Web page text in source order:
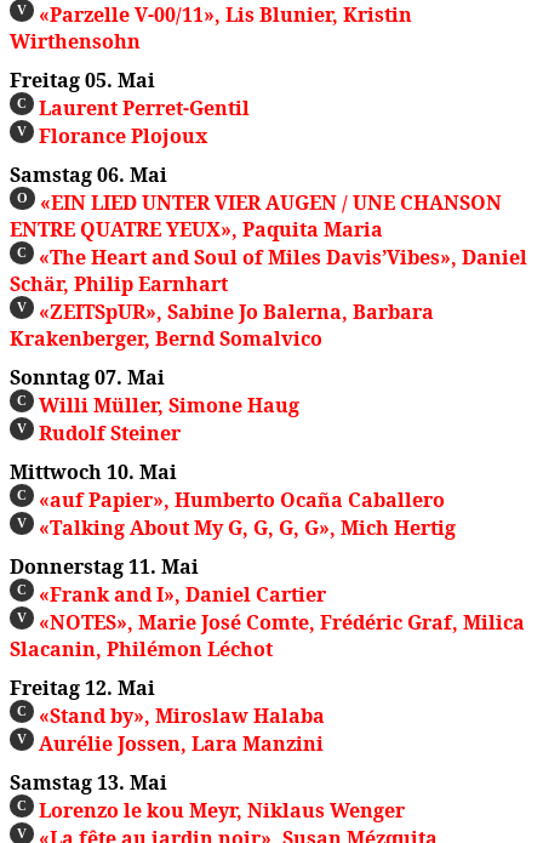
V
«Parzelle V-00/11», Lis Blunier, Kristin
Wirthensohn
Freitag 05. Mai
C Laurent Perret-Gentil
V
Florance Plojoux
Samstag 06. Mai
O
«EIN LIED UNTER VIER AUGEN / UNE CHANSON
ENTRE QUATRE YEUX», Paquita Maria
C
«The Heart and Soul of Miles Davis’Vibes», Daniel
Schär, Philip Earnhart
V
«ZEITSpUR», Sabine Jo Balerna, Barbara
Krakenberger, Bernd Somalvico
Sonntag 07. Mai
C Willi Müller, Simone Haug
V
Rudolf Steiner
Mittwoch 10. Mai
C «auf Papier», Humberto Ocaña Caballero
V
«Talking About My G, G, G, G», Mich Hertig
Donnerstag 11. Mai
C «Frank and I», Daniel Cartier
V
«NOTES», Marie José Comte, Frédéric Graf, Milica
Slacanin, Philémon Léchot
Freitag 12. Mai
C «Stand by», Miroslaw Halaba
V
Aurélie Jossen, Lara Manzini
Samstag 13. Mai
C Lorenzo le kou Meyr, Niklaus Wenger
V